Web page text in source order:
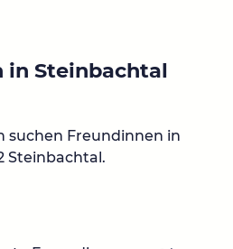
in Steinbachtal
suchen Freundinnen in
Steinbachtal.